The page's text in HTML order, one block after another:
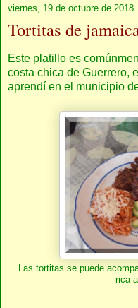
viernes, 19 de octubre de 2018
Tortitas de
Este platillo es
costa chica de Guerrero,
aprendí en el municipio
Las tortitas se puede
rica